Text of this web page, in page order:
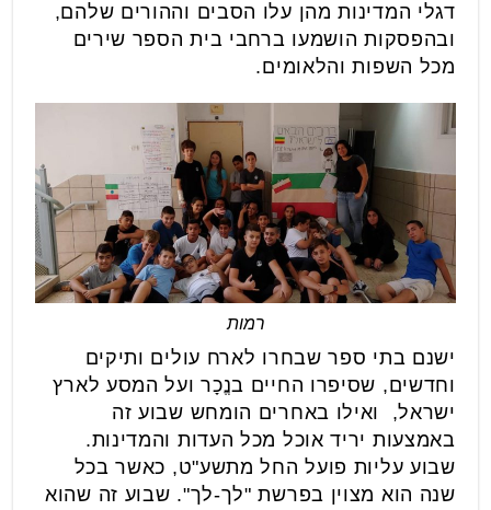
דגלי המדינות מהן עלו הסבים וההורים שלהם,
ובהפסקות הושמעו ברחבי בית הספר שירים
מכל השפות והלאומים.
רמות
ישנם בתי ספר שבחרו לארח עולים ותיקים
וחדשים, שסיפרו החיים בנֱכָר ועל המסע לארץ
ישראל, ואילו באחרים הומחש שבוע זה
באמצעות יריד אוכל מכל העדות והמדינות.
שבוע עליות פועל החל מתשע"ט, כאשר בכל
שנה הוא מצוין בפרשת "לך-לך". שבוע זה שהוא